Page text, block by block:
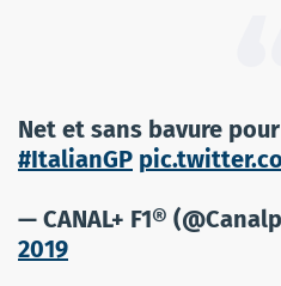
Net et sans bavure
#ItalianGP
— CANAL+ F1®
2019